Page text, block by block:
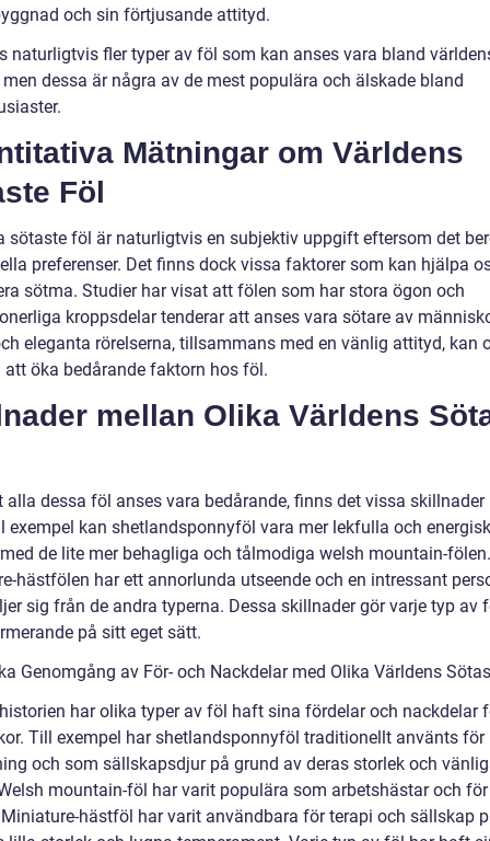
och sin förtjusande attityd.
naturligtvis fler typer av föl som kan anses vara bland
dessa är några av de mest populära och älskade bland
Mätningar om Världens
Föl
sötaste föl är naturligtvis en subjektiv uppgift eftersom det
preferenser. Det finns dock vissa faktorer som kan hjälpa
sötma. Studier har visat att fölen som har stora ögon och
kroppsdelar tenderar att anses vara sötare av
eleganta rörelserna, tillsammans med en vänlig attityd, kan
öka bedårande faktorn hos föl.
mellan Olika Världens
alla dessa föl anses vara bedårande, finns det vissa skillnader
exempel kan shetlandsponnyföl vara mer lekfulla och
de lite mer behagliga och tålmodiga welsh mountain-fölen.
hästfölen har ett annorlunda utseende och en intressant
sig från de andra typerna. Dessa skillnader gör varje typ av
på sitt eget sätt.
Genomgång av För- och Nackdelar med Olika Världens
har olika typer av föl haft sina fördelar och nackdelar
Till exempel har shetlandsponnyföl traditionellt använts för
och som sällskapsdjur på grund av deras storlek och
mountain-föl har varit populära som arbetshästar och
hästföl har varit användbara för terapi och sällskap